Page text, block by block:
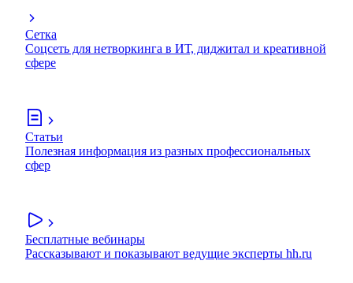
Сетка
Соцсеть для нетворкинга в ИТ, диджитал и креативной
сфере
Статьи
Полезная информация из разных профессиональных
сфер
Бесплатные вебинары
Рассказывают и показывают ведущие эксперты hh.ru